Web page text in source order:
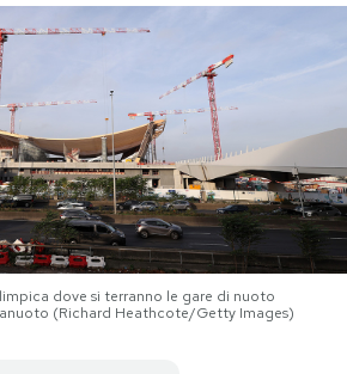
dove si terranno le gare di nuoto
(Richard Heathcote/Getty Images)